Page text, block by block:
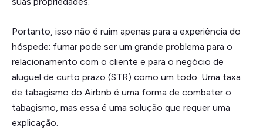
Portanto, isso não é ruim apenas para a experiência do
hóspede: fumar pode ser um grande problema para o
relacionamento com o cliente e para o negócio de
aluguel de curto prazo (STR) como um todo. Uma taxa
de tabagismo do Airbnb é uma forma de combater o
tabagismo, mas essa é uma solução que requer uma
explicação.